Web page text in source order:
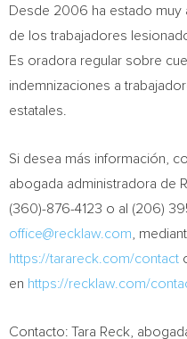
Desde 2006 ha estado muy
de los trabajadores
Es oradora regular sobre
indemnizaciones a
estatales.
Si desea más información,
abogada administradora de
(360)-876-4123 o al (206)
office@recklaw.com ,
https://tarareck.com/contact
en https://recklaw.com/
Contacto: Tara Reck ,